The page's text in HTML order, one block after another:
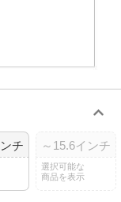
チ ～15.6インチ
選択可能な
商品を表示